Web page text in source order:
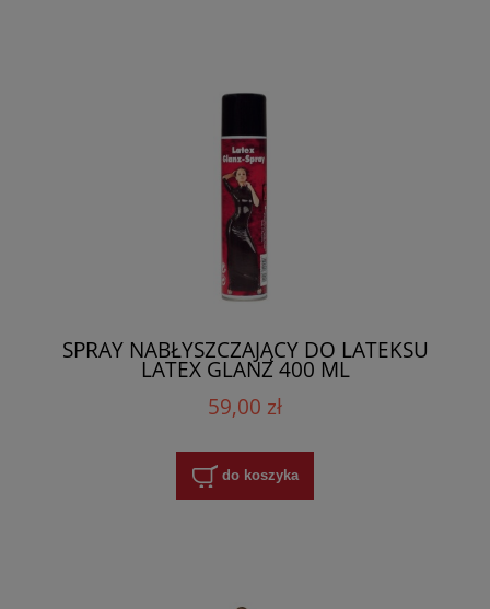
SPRAY NABŁYSZCZAJĄCY DO LATEKSU
LATEX GLANZ 400 ML
59,00 zł
do koszyka